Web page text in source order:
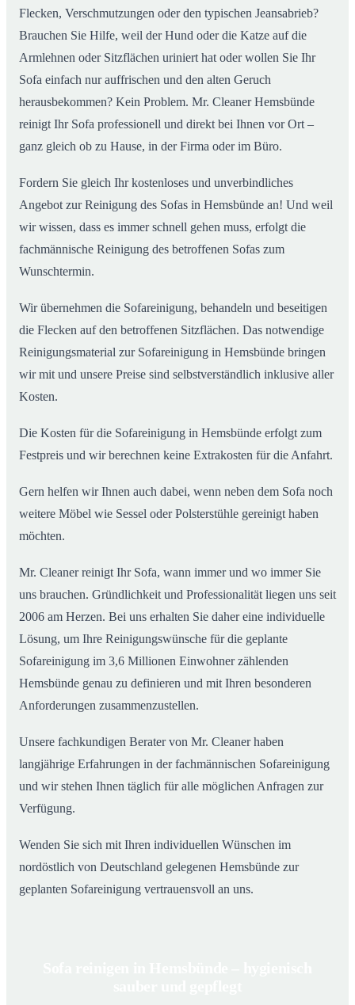
Flecken, Verschmutzungen oder den typischen Jeansabrieb?
Brauchen Sie Hilfe, weil der Hund oder die Katze auf die
Armlehnen oder Sitzflächen uriniert hat oder wollen Sie Ihr
Sofa einfach nur auffrischen und den alten Geruch
herausbekommen? Kein Problem. Mr. Cleaner Hemsbünde
reinigt Ihr Sofa professionell und direkt bei Ihnen vor Ort –
ganz gleich ob zu Hause, in der Firma oder im Büro.
Fordern Sie gleich Ihr kostenloses und unverbindliches
Angebot zur Reinigung des Sofas in Hemsbünde an! Und weil
wir wissen, dass es immer schnell gehen muss, erfolgt die
fachmännische Reinigung des betroffenen Sofas zum
Wunschtermin.
Wir übernehmen die Sofareinigung, behandeln und beseitigen
die Flecken auf den betroffenen Sitzflächen. Das notwendige
Reinigungsmaterial zur Sofareinigung in Hemsbünde bringen
wir mit und unsere Preise sind selbstverständlich inklusive aller
Kosten.
Die Kosten für die Sofareinigung in Hemsbünde erfolgt zum
Festpreis und wir berechnen keine Extrakosten für die Anfahrt.
Gern helfen wir Ihnen auch dabei, wenn neben dem Sofa noch
weitere Möbel wie Sessel oder Polsterstühle gereinigt haben
möchten.
Mr. Cleaner reinigt Ihr Sofa, wann immer und wo immer Sie
uns brauchen. Gründlichkeit und Professionalität liegen uns seit
2006 am Herzen. Bei uns erhalten Sie daher eine individuelle
Lösung, um Ihre Reinigungswünsche für die geplante
Sofareinigung im 3,6 Millionen Einwohner zählenden
Hemsbünde genau zu definieren und mit Ihren besonderen
Anforderungen zusammenzustellen.
Unsere fachkundigen Berater von Mr. Cleaner haben
langjährige Erfahrungen in der fachmännischen Sofareinigung
und wir stehen Ihnen täglich für alle möglichen Anfragen zur
Verfügung.
Wenden Sie sich mit Ihren individuellen Wünschen im
nordöstlich von Deutschland gelegenen Hemsbünde zur
geplanten Sofareinigung vertrauensvoll an uns.